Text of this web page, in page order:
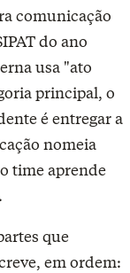
comunicação
do ano
usa "ato
principal, o
é entregar a
nomeia
time aprende
que
em ordem: